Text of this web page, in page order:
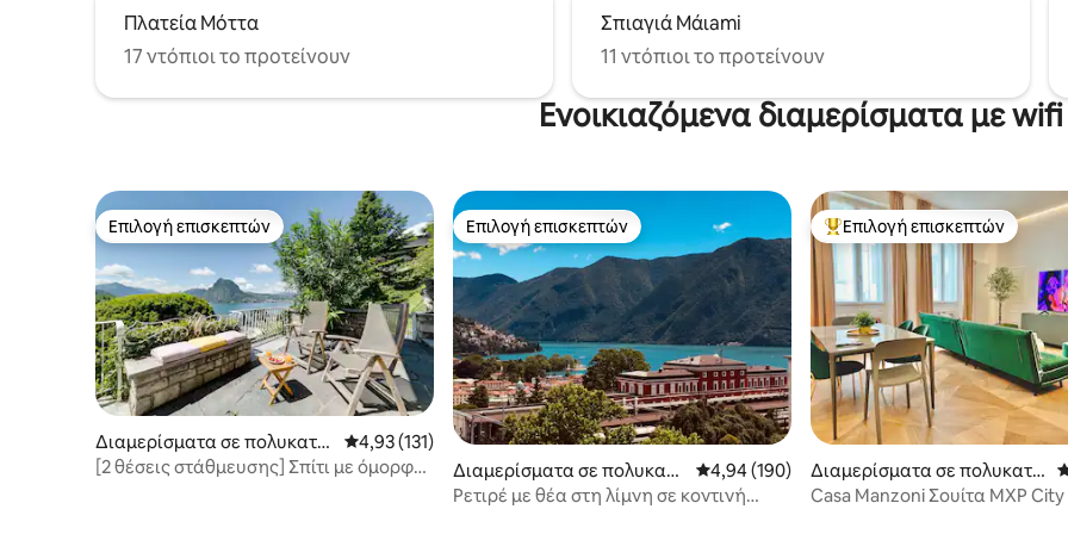
Πλατεία Μόττα
17 ντόπιοι το προτείνουν
Σπιαγιά Μάιami
11 ντόπιοι το προτείνουν
Ενοικιαζόμενα διαμερίσματα με wifi
Επιλογή επισκεπτών
Επιλογή επισκεπτών
Διαμερίσματα σε πολυκατοι
κία
Μέση βαθμολογία: 4,93 στα 5, 131 κριτικές
4,93 (131)
[2 θέσεις στάθμευσης] Σπίτι με όμορφη
Επιλογή επισκεπτών
Επιλογή επισκεπτών
Διαμερίσματα σε πολυκατο
ικία
Μέση βαθμολογία: 4,94 στα 5, 190 κριτικές
4,94 (190)
Ρετιρέ με θέα στη λίμνη σε κοντινή
Κορυφαία επιλογή επισκεπτών
Επιλογή επισκεπτών
Διαμερίσματα σε πολυκατο
ικία
Casa Manzoni